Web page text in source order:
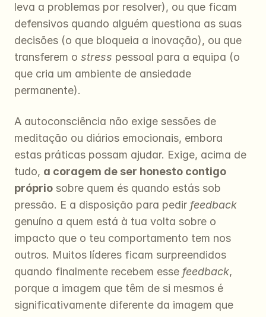
leva a problemas por resolver), ou que ficam
defensivos quando alguém questiona as suas
decisões (o que bloqueia a inovação), ou que
transferem o stress pessoal para a equipa (o
que cria um ambiente de ansiedade
permanente).
A autoconsciência não exige sessões de
meditação ou diários emocionais, embora
estas práticas possam ajudar. Exige, acima de
tudo, a coragem de ser honesto contigo
próprio sobre quem és quando estás sob
pressão. E a disposição para pedir feedback
genuíno a quem está à tua volta sobre o
impacto que o teu comportamento tem nos
outros. Muitos líderes ficam surpreendidos
quando finalmente recebem esse feedback,
porque a imagem que têm de si mesmos é
significativamente diferente da imagem que